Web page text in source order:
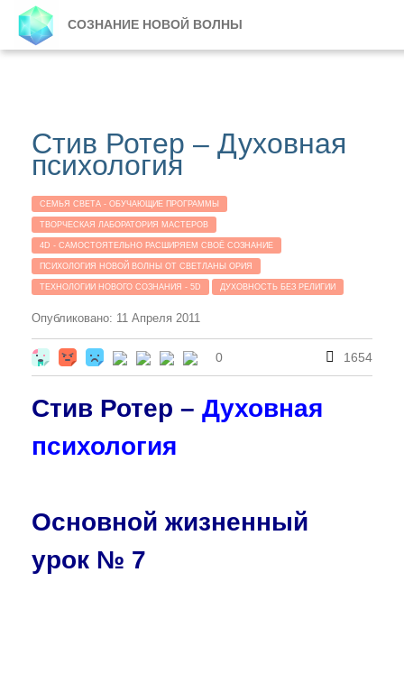
СОЗНАНИЕ НОВОЙ ВОЛНЫ
Стив Ротер – Духовная
психология
СЕМЬЯ СВЕТА - ОБУЧАЮЩИЕ ПРОГРАММЫ
ТВОРЧЕСКАЯ ЛАБОРАТОРИЯ МАСТЕРОВ
4D - САМОСТОЯТЕЛЬНО РАСШИРЯЕМ СВОЁ СОЗНАНИЕ
ПСИХОЛОГИЯ НОВОЙ ВОЛНЫ ОТ СВЕТЛАНЫ ОРИЯ
ТЕХНОЛОГИИ НОВОГО СОЗНАНИЯ - 5D ДУХОВНОСТЬ БЕЗ РЕЛИГИИ
Опубликовано: 11 Апреля 2011
0 1654
Стив Ротер – Духовная
психология
Основной жизненный
урок № 7